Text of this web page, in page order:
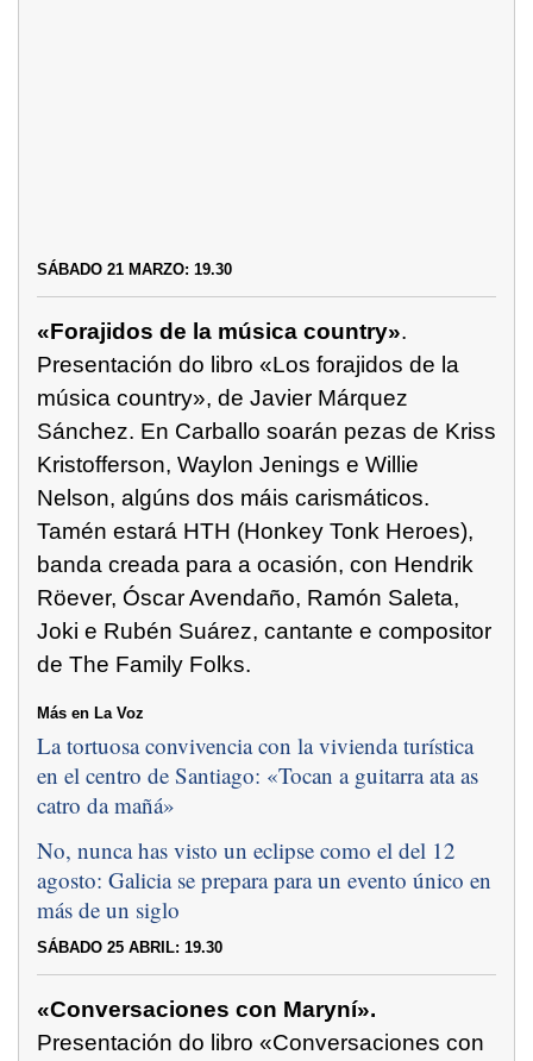
SÁBADO 21 MARZO: 19.30
«Forajidos de la música country».
Presentación do libro «Los forajidos de la
música country», de Javier Márquez
Sánchez. En Carballo soarán pezas de Kriss
Kristofferson, Waylon Jenings e Willie
Nelson, algúns dos máis carismáticos.
Tamén estará HTH (Honkey Tonk Heroes),
banda creada para a ocasión, con Hendrik
Röever, Óscar Avendaño, Ramón Saleta,
Joki e Rubén Suárez, cantante e compositor
de The Family Folks.
Más en La Voz
La tortuosa convivencia con la vivienda turística
en el centro de Santiago: «Tocan a guitarra ata as
catro da mañá»
No, nunca has visto un eclipse como el del 12
agosto: Galicia se prepara para un evento único en
más de un siglo
SÁBADO 25 ABRIL: 19.30
«Conversaciones con Maryní».
Presentación do libro «Conversaciones con